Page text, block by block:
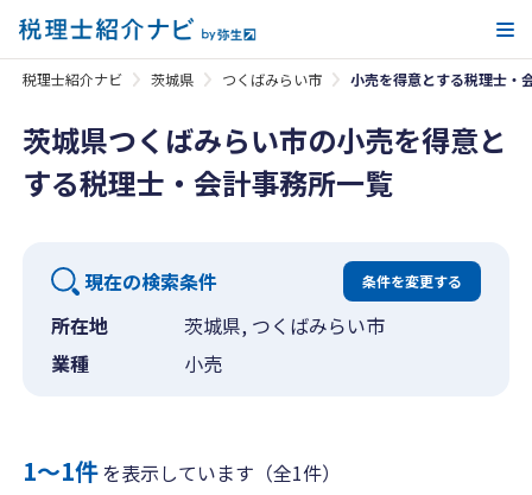
税理士紹介ナビ 茨城県 つくばみらい市 小売を得意とする税理士・
茨城県つくばみらい市の小売を得意と
する税理士・会計事務所一覧
現在の検索条件 条件を変更する
所在地
茨城県, つくばみらい市
業種
小売
1〜1件を表示しています（全1件）